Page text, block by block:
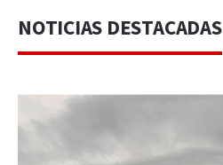
NOTICIAS DESTACADAS